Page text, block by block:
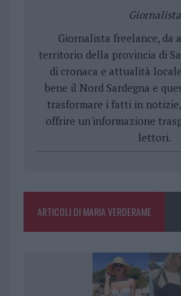
Giornalista
Giornalista freelance, da
territorio della provincia di
di cronaca e attualità
bene il Nord Sardegna e
trasformare i fatti in
offrire un'informazione
lettori.
ARTICOLI DI MARIA VERDERAME